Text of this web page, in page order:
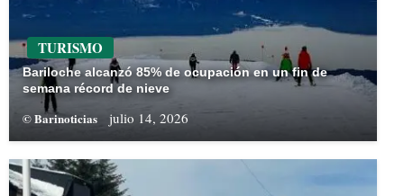
TURISMO
Bariloche alcanzó 85% de ocupación en un fin de
semana récord de nieve
© Barinoticias julio 14, 2026